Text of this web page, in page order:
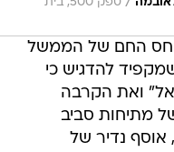
ספק 500, בית
החם של הממשל
להדגיש כי
ואת הקרבה
מתיחות סביב
אוסף נדיר של